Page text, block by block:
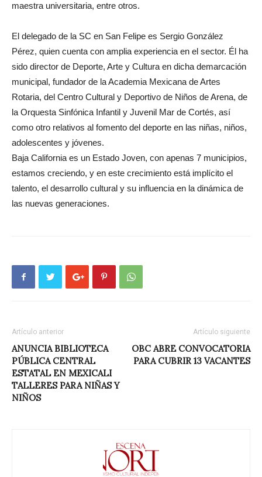
maestra universitaria, entre otros.
El delegado de la SC en San Felipe es Sergio González
Pérez, quien cuenta con amplia experiencia en el sector. Él ha
sido director de Deporte, Arte y Cultura en dicha demarcación
municipal, fundador de la Academia Mexicana de Artes
Rotaria, del Centro Cultural y Deportivo de Niños de Arena, de
la Orquesta Sinfónica Infantil y Juvenil Mar de Cortés, así
como otro relativos al fomento del deporte en las niñas, niños,
adolescentes y jóvenes.
Baja California es un Estado Joven, con apenas 7 municipios,
estamos creciendo, y en este crecimiento está implícito el
talento, el desarrollo cultural y su influencia en la dinámica de
las nuevas generaciones.
Artículo anterior
ANUNCIA BIBLIOTECA
PÚBLICA CENTRAL
ESTATAL EN MEXICALI
TALLERES PARA NIÑAS Y
NIÑOS
Artículo siguiente
OBC ABRE CONVOCATORIA
PARA CUBRIR 13 VACANTES